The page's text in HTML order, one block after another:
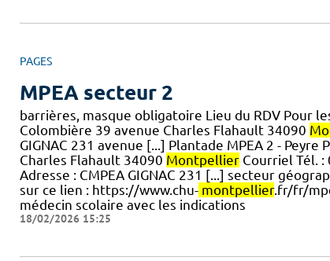
PAGES
MPEA secteur 2
barrières, masque obligatoire Lieu du RDV Pour
Colombière 39 avenue Charles Flahault 34090
GIGNAC 231 avenue [...] Plantade MPEA 2 -
Charles Flahault 34090 MontpellierCourriel Tél. :
Adresse : CMPEA GIGNAC 231 [...] secteur
sur ce lien : https://www.chu- montpellier.fr/fr/
médecin scolaire avec les indications
18/02/2026 15:25